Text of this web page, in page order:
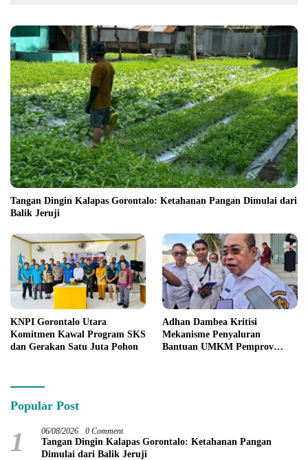
Tangan Dingin Kalapas Gorontalo: Ketahanan Pangan Dimulai dari
Balik Jeruji
KNPI Gorontalo Utara
Komitmen Kawal Program SKS
dan Gerakan Satu Juta Pohon
Adhan Dambea Kritisi
Mekanisme Penyaluran
Bantuan UMKM Pemprov
Popular Post
1 06/08/2026 0 Comment
Tangan Dingin Kalapas Gorontalo: Ketahanan Pangan
Dimulai dari Balik Jeruji